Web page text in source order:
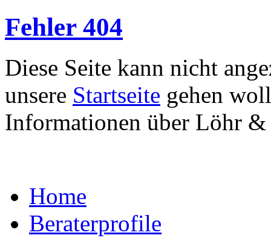
Fehler 404
Diese Seite kann nicht
unsere Startseite gehen
Informationen über Löhr &
Home
Beraterprofile